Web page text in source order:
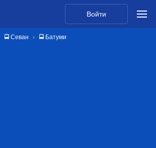
Войти
🚍 Севан 🚍 Батуми